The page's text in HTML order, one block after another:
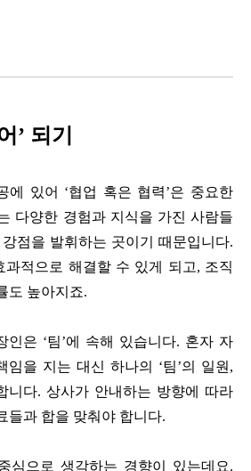
’ 되기
에 있어 ‘협업 혹은 협력’은 중요한
다양한 경험과 지식을 가진 사람들
점을 발휘하는 곳이기 때문입니다.
과적으로 해결할 수 있게 되고, 조직
도 높아지죠.
인은 ‘팀’에 속해 있습니다. 혼자 자
임을 지는 대신 하나의 ‘팀’의 일원,
니다. 상사가 안내하는 방향에 따라
들과 합을 맞춰야 합니다.
심으로 생각하는 경향이 있는데요.